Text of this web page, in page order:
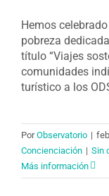
Hemos
pobreza
título “Viajes
comunidades
turístico a los
PorObservatorio |
Concienciación | Sin
Más información